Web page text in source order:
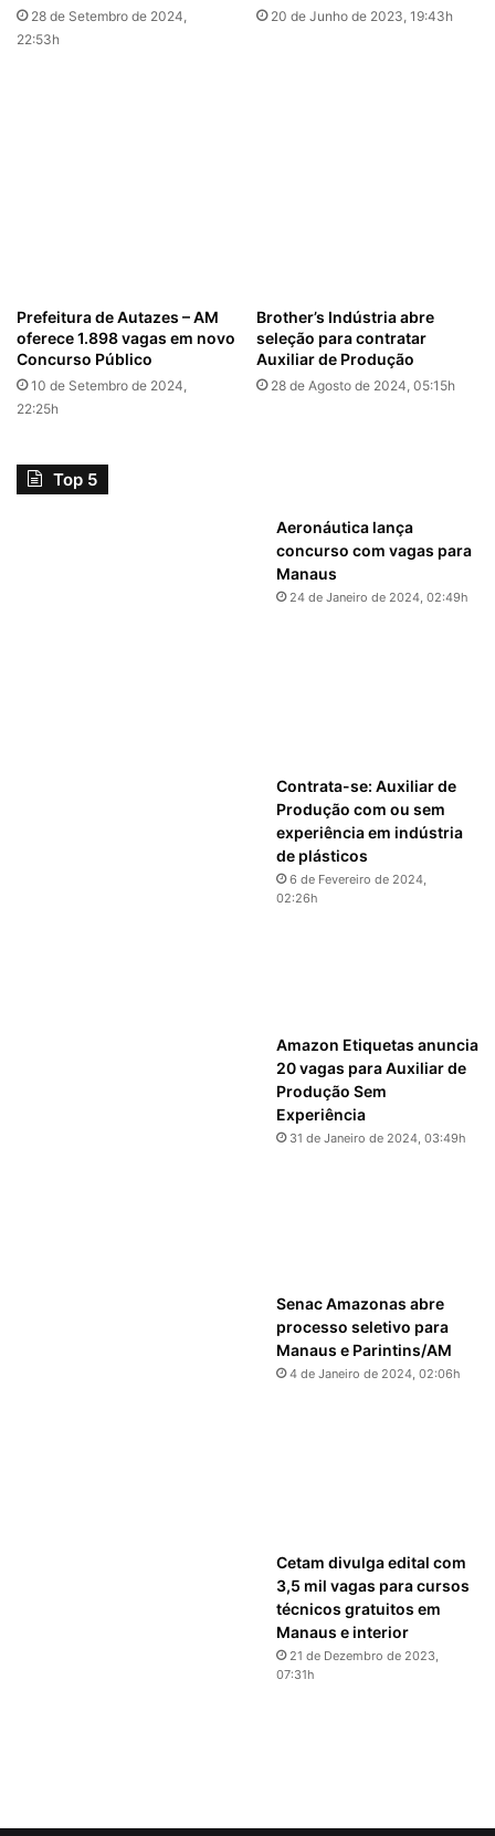
28 de Setembro de 2024,
22:53h
20 de Junho de 2023, 19:43h
Prefeitura de Autazes – AM
oferece 1.898 vagas em novo
Concurso Público
10 de Setembro de 2024,
22:25h
Brother’s Indústria abre
seleção para contratar
Auxiliar de Produção
28 de Agosto de 2024, 05:15h
Top 5
Aeronáutica lança
concurso com vagas para
Manaus
24 de Janeiro de 2024, 02:49h
Contrata-se: Auxiliar de
Produção com ou sem
experiência em indústria
de plásticos
6 de Fevereiro de 2024,
02:26h
Amazon Etiquetas anuncia
20 vagas para Auxiliar de
Produção Sem
Experiência
31 de Janeiro de 2024, 03:49h
Senac Amazonas abre
processo seletivo para
Manaus e Parintins/AM
4 de Janeiro de 2024, 02:06h
Cetam divulga edital com
3,5 mil vagas para cursos
técnicos gratuitos em
Manaus e interior
21 de Dezembro de 2023,
07:31h